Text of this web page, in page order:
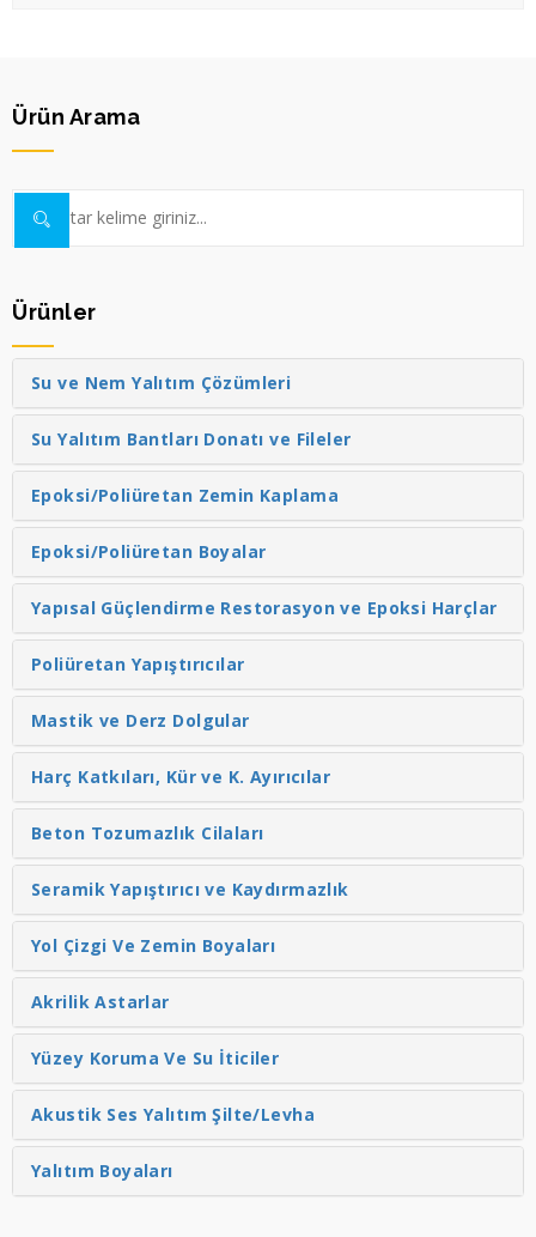
Ürün Arama
Ürünler
Su ve Nem Yalıtım Çözümleri
Su Yalıtım Bantları Donatı ve Fileler
Epoksi/Poliüretan Zemin Kaplama
Epoksi/Poliüretan Boyalar
Yapısal Güçlendirme Restorasyon ve Epoksi Harçlar
Poliüretan Yapıştırıcılar
Mastik ve Derz Dolgular
Harç Katkıları, Kür ve K. Ayırıcılar
Beton Tozumazlık Cilaları
Seramik Yapıştırıcı ve Kaydırmazlık
Yol Çizgi Ve Zemin Boyaları
Akrilik Astarlar
Yüzey Koruma Ve Su İticiler
Akustik Ses Yalıtım Şilte/Levha
Yalıtım Boyaları